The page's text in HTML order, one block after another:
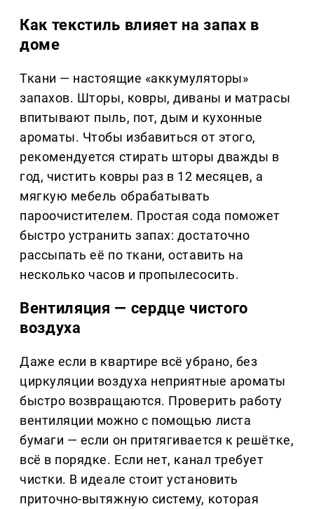
Как текстиль влияет на запах в
доме
Ткани — настоящие «аккумуляторы»
запахов. Шторы, ковры, диваны и матрасы
впитывают пыль, пот, дым и кухонные
ароматы. Чтобы избавиться от этого,
рекомендуется стирать шторы дважды в
год, чистить ковры раз в 12 месяцев, а
мягкую мебель обрабатывать
пароочистителем. Простая сода поможет
быстро устранить запах: достаточно
рассыпать её по ткани, оставить на
несколько часов и пропылесосить.
Вентиляция — сердце чистого
воздуха
Даже если в квартире всё убрано, без
циркуляции воздуха неприятные ароматы
быстро возвращаются. Проверить работу
вентиляции можно с помощью листа
бумаги — если он притягивается к решётке,
всё в порядке. Если нет, канал требует
чистки. В идеале стоит установить
приточно-вытяжную систему, которая